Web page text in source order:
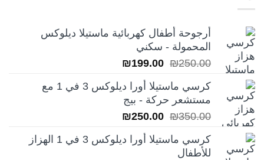
أرجوحة أطفال كهربائية ماستيلا ديلوكس
المحمولة - سكني
₪250.00
السعر
هو:
₪250.00.
₪199.00
هو:
كرسي ماستيلا أورا ديلوكس 3 في 1 مع
مستشعر حركة - بيج
₪350.00
السعر
هو:
₪250.00
هو:
كرسي ماستيلا أورا ديلوكس 3 في 1 الهزاز
للأطفال